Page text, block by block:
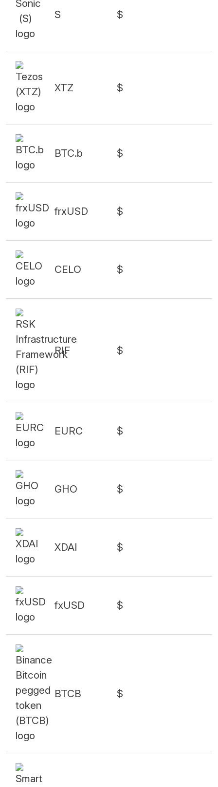
S $
XTZ $
BTC.b $
frxUSD $
CELO $
RIF $
EURC $
GHO $
XDAI $
fxUSD $
BTCB $